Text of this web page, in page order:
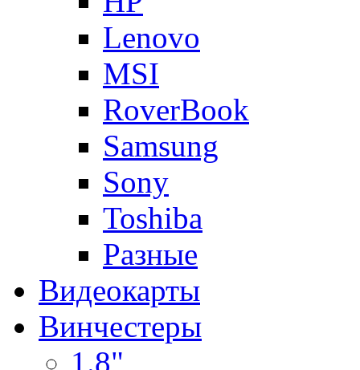
Lenovo
MSI
RoverBook
Samsung
Sony
Toshiba
Разные
Видеокарты
Винчестеры
1.8"